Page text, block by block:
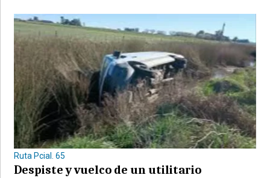
Ruta Pcial. 65
Despiste y vuelco de un utilitario